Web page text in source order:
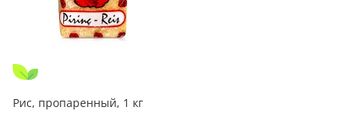
Рис, пропаренный, 1 кг